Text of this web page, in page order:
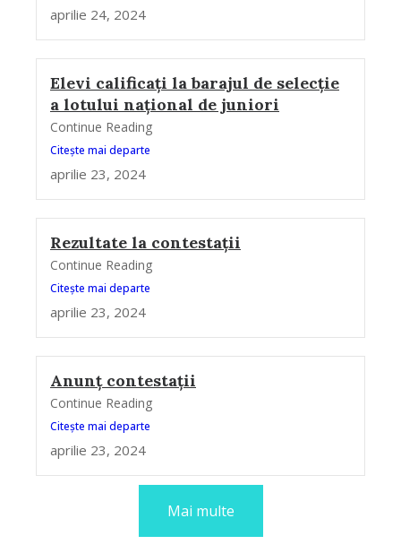
aprilie 24, 2024
Elevi calificați la barajul de selecție
a lotului național de juniori
Continue Reading
Citește mai departe
aprilie 23, 2024
Rezultate la contestații
Continue Reading
Citește mai departe
aprilie 23, 2024
Anunț contestații
Continue Reading
Citește mai departe
aprilie 23, 2024
Mai multe